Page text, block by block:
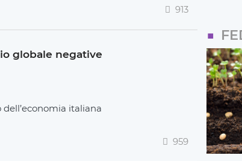
913
globale negative
italiana
959